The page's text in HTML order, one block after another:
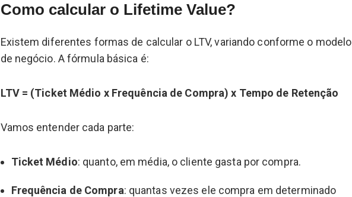
Como calcular o Lifetime Value?
Existem diferentes formas de calcular o LTV, variando conforme o modelo
de negócio. A fórmula básica é:
LTV = (Ticket Médio x Frequência de Compra) x Tempo de Retenção
Vamos entender cada parte:
Ticket Médio: quanto, em média, o cliente gasta por compra.
Frequência de Compra: quantas vezes ele compra em determinado